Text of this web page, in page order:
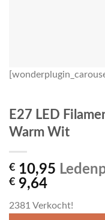
E27 LED
Warm Wit
€ 10,95
€ 9,64
2381 Verkocht!